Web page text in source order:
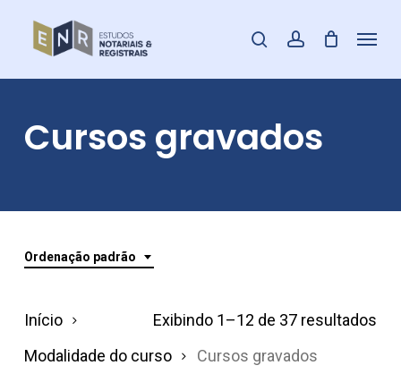
pesquisar
account
Menu
Cursos gravados
Ordenação padrão
Exibindo 1–12 de 37 resultados
Início
Modalidade do curso
Cursos gravados